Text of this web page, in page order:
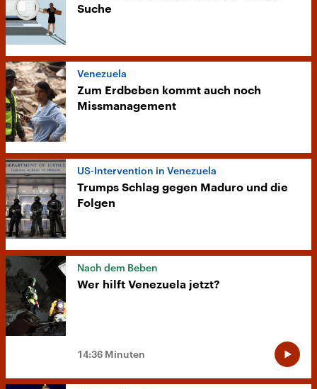
Suche
Venezuela
Zum Erdbeben kommt auch noch
Missmanagement
US-Intervention in Venezuela
Trumps Schlag gegen Maduro und die
Folgen
Nach dem Beben
Wer hilft Venezuela jetzt?
14:36 Minuten